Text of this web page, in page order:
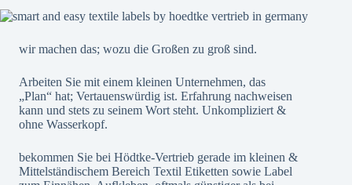
wir machen das; wozu die Großen zu groß sind.
Arbeiten Sie mit einem kleinen Unternehmen, das
„Plan“ hat; Vertauenswürdig ist. Erfahrung nachweisen
kann und stets zu seinem Wort steht. Unkompliziert &
ohne Wasserkopf.
bekommen Sie bei Hödtke-Vertrieb gerade im kleinen &
Mittelständischem Bereich Textil Etiketten sowie Label